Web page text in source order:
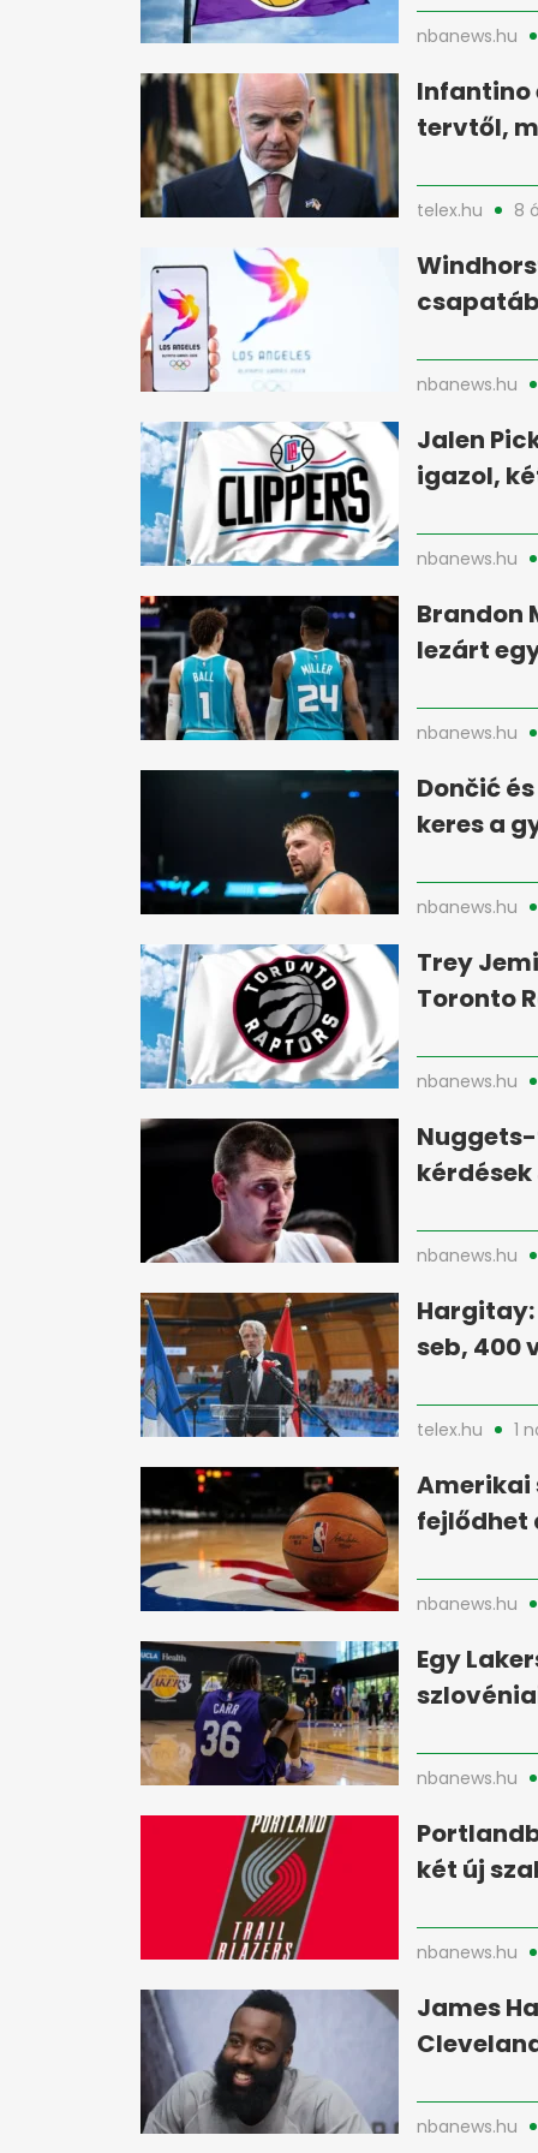
nbanews.hu
Infantino
tervtől,
telex.hu 8
nbanews.hu
Jalen
igazol,
nbanews.hu
Brandon
lezárt
nbanews.hu
Dončić
keres a
nbanews.hu
Trey
Toronto
nbanews.hu
nbanews.hu
seb, 400
telex.hu 1
Amerikai
fejlődhet
nbanews.hu
Egy
nbanews.hu
két új
nbanews.hu
James
nbanews.hu